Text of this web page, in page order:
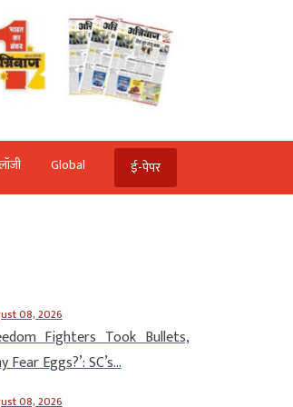
Global ई-पेपर
08, 2026
Fighters Took Bullets,
Fear Eggs?’: SC’s...
08, 2026